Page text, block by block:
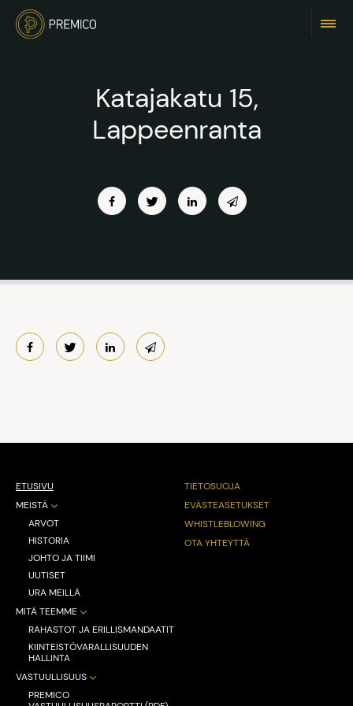
Katajakatu 15,
Lappeenranta
ETUSIVU
MEISTÄ
ARVOT
HISTORIA
JOHTO JA TIIMI
UUTISET
URA MEILLÄ
MITÄ TEEMME
RAHASTOT JA ERILLISMANDAATIT
KIINTEISTÖVARALLISUUDEN
HALLINTA
VASTUULLISUUS
PREMICO
TIETOSUOJA
EVÄSTEASETUKSET
WHISTLEBLOWING
OTA YHTEYTTÄ